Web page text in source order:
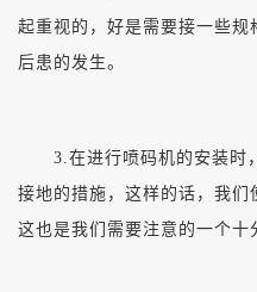
起重视的，好是需要接一些
后患的发生。
3.在进行喷码机的安装时
接地的措施，这样的话，我们
这也是我们需要注意的一个十